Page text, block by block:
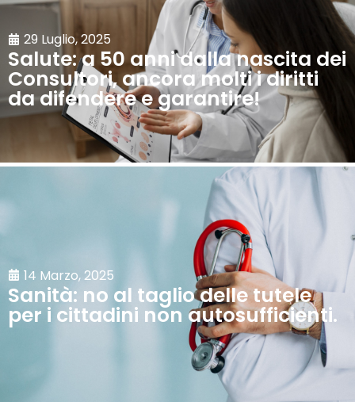
29 Luglio, 2025
Salute: a 50 anni dalla nascita dei
Consultori, ancora molti i diritti
da difendere e garantire!
14 Marzo, 2025
Sanità: no al taglio delle tutele
per i cittadini non autosufficienti.